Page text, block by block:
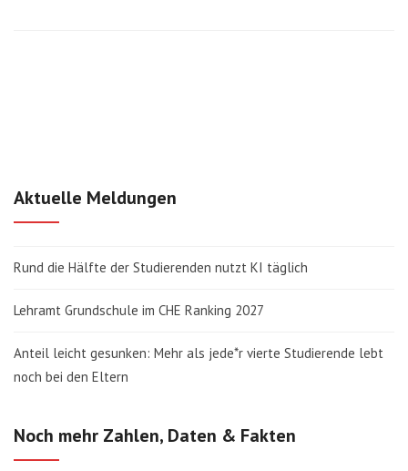
Aktuelle Meldungen
Rund die Hälfte der Studierenden nutzt KI täglich
Lehramt Grundschule im CHE Ranking 2027
Anteil leicht gesunken: Mehr als jede*r vierte Studierende lebt
noch bei den Eltern
Noch mehr Zahlen, Daten & Fakten